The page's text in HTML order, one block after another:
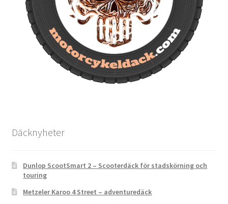
Däcknyheter
Dunlop ScootSmart 2 – Scooterdäck för stadskörning och
touring
Metzeler Karoo 4 Street – adventuredäck